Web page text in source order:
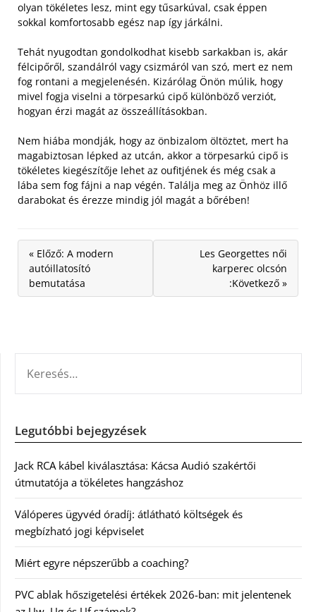
olyan tökéletes lesz, mint egy tűsarkúval, csak éppen
sokkal komfortosabb egész nap így járkálni.
Tehát nyugodtan gondolkodhat kisebb sarkakban is, akár
félcipőről, szandálról vagy csizmáról van szó, mert ez nem
fog rontani a megjelenésén. Kizárólag Önön múlik, hogy
mivel fogja viselni a törpesarkú cipő különböző verziót,
hogyan érzi magát az összeállításokban.
Nem hiába mondják, hogy az önbizalom öltöztet, mert ha
magabiztosan lépked az utcán, akkor a törpesarkú cipő is
tökéletes kiegészítője lehet az oufitjének és még csak a
lába sem fog fájni a nap végén. Találja meg az Önhöz illő
darabokat és érezze mindig jól magát a bőrében!
« Előző: A modern
autóillatosító
bemutatása
Les Georgettes női
karperec olcsón
:Következő »
Legutóbbi bejegyzések
Jack RCA kábel kiválasztása: Kácsa Audió szakértői
útmutatója a tökéletes hangzáshoz
Válóperes ügyvéd óradíj: átlátható költségek és
megbízható jogi képviselet
Miért egyre népszerűbb a coaching?
PVC ablak hőszigetelési értékek 2026-ban: mit jelentenek